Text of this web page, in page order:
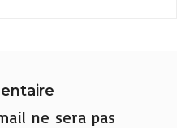
ne sera pas